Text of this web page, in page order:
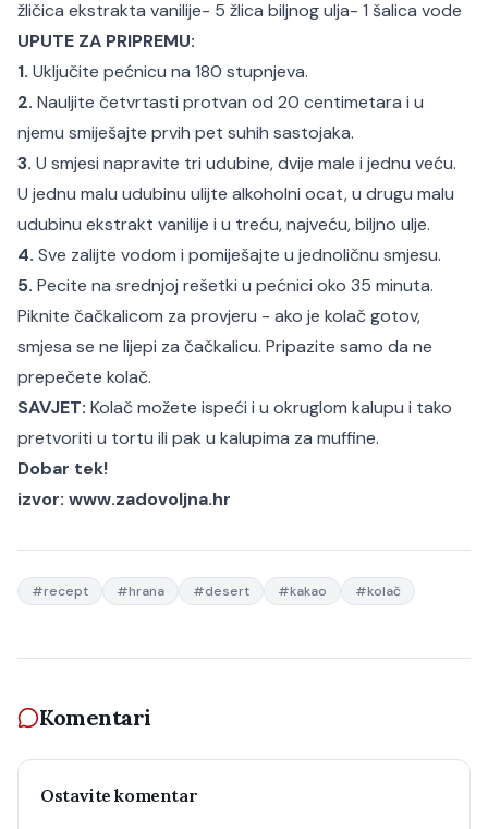
žličica ekstrakta vanilije- 5 žlica biljnog ulja- 1 šalica vode
UPUTE ZA PRIPREMU:
1. Uključite pećnicu na 180 stupnjeva.
2. Nauljite četvrtasti protvan od 20 centimetara i u
njemu smiješajte prvih pet suhih sastojaka.
3. U smjesi napravite tri udubine, dvije male i jednu veću.
U jednu malu udubinu ulijte alkoholni ocat, u drugu malu
udubinu ekstrakt vanilije i u treću, najveću, biljno ulje.
4. Sve zalijte vodom i pomiješajte u jednoličnu smjesu.
5. Pecite na srednjoj rešetki u pećnici oko 35 minuta.
Piknite čačkalicom za provjeru - ako je kolač gotov,
smjesa se ne lijepi za čačkalicu. Pripazite samo da ne
prepečete kolač.
SAVJET: Kolač možete ispeći i u okruglom kalupu i tako
pretvoriti u tortu ili pak u kalupima za muffine.
Dobar tek!
izvor: www.zadovoljna.hr
#recept #hrana #desert #kakao #kolač
Komentari
Ostavite komentar